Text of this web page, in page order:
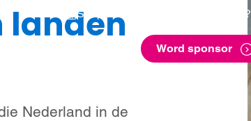
Shop Vragen?
Word sponsor
landen
Nederland in de